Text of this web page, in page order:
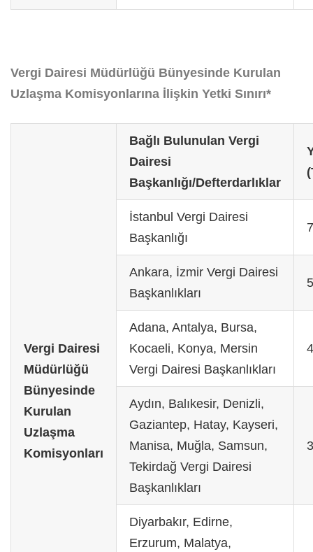
Vergi Dairesi Müdürlüğü Bünyesinde Kurulan
Uzlaşma Komisyonlarına İlişkin Yetki Sınırı*
Vergi Dairesi
Müdürlüğü
Bünyesinde
Kurulan
Uzlaşma
Komisyonları
Bağlı Bulunulan Vergi
Dairesi
Başkanlığı/Defterdarlıklar
İstanbul Vergi Dairesi
Başkanlığı
Ankara, İzmir Vergi Dairesi
Başkanlıkları
Adana, Antalya, Bursa,
Kocaeli, Konya, Mersin
Vergi Dairesi Başkanlıkları
Aydın, Balıkesir, Denizli,
Gaziantep, Hatay, Kayseri,
Manisa, Muğla, Samsun,
Tekirdağ Vergi Dairesi
Başkanlıkları
Diyarbakır, Edirne,
Erzurum, Malatya,